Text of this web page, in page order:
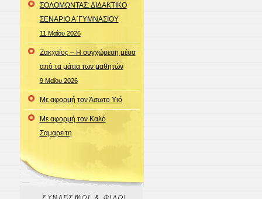
ΣΟΛΟΜΩΝΤΑΣ: ΔΙΔΑΚΤΙΚΟ
ΣΕΝΑΡΙΟ Α΄ΓΥΜΝΑΣΙΟΥ
11 Μαΐου 2026
Ζακχαίος – Η συγχώρεση μέσα
από τα μάτια των μαθητών
9 Μαΐου 2026
Με αφορμή τον Άσωτο Υιό
Με αφορμή τον Καλό
Σαμαρείτη